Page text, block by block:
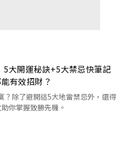
5大開運秘訣+5大禁忌快筆記
有效招財？
？除了避開這5大地雷禁忌外，還得
你掌握致勝先機。